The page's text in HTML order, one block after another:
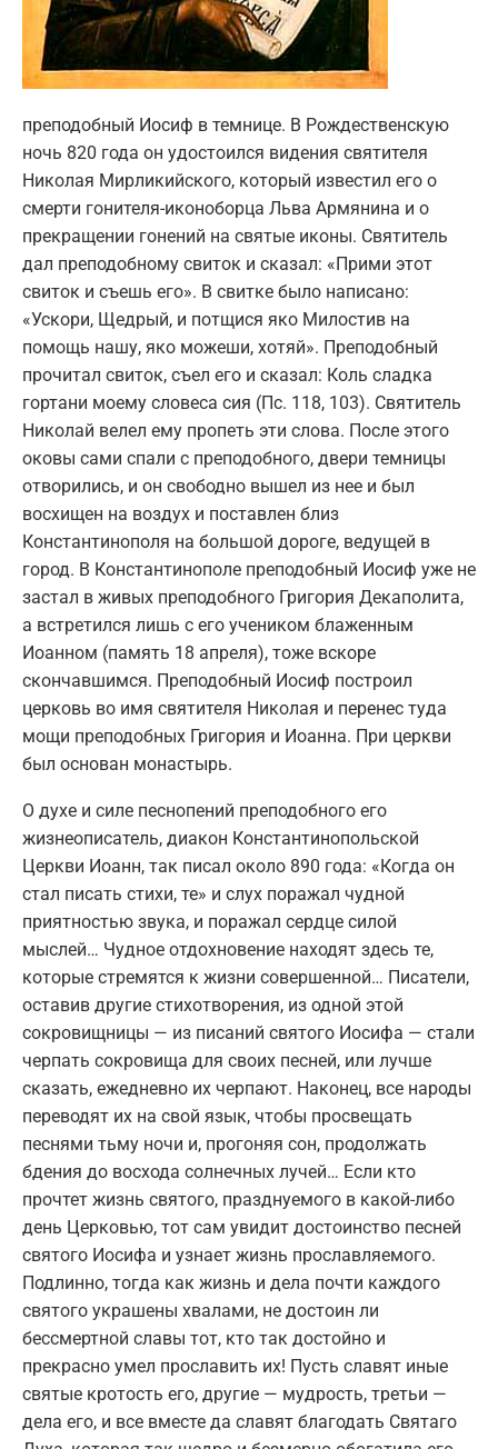
преподобный Иосиф в темнице. В Рождественскую
ночь 820 года он удостоился видения святителя
Николая Мирликийского, который известил его о
смерти гонителя-иконоборца Льва Армянина и о
прекращении гонений на святые иконы. Святитель
дал преподобному свиток и сказал: «Прими этот
свиток и съешь его». В свитке было написано:
«Ускори, Щедрый, и потщися яко Милостив на
помощь нашу, яко можеши, хотяй». Преподобный
прочитал свиток, съел его и сказал: Коль сладка
гортани моему словеса сия (Пс. 118, 103). Святитель
Николай велел ему пропеть эти слова. После этого
оковы сами спали с преподобного, двери темницы
отворились, и он свободно вышел из нее и был
восхищен на воздух и поставлен близ
Константинополя на большой дороге, ведущей в
город. В Константинополе преподобный Иосиф уже не
застал в живых преподобного Григория Декаполита,
а встретился лишь с его учеником блаженным
Иоанном (память 18 апреля), тоже вскоре
скончавшимся. Преподобный Иосиф построил
церковь во имя святителя Николая и перенес туда
мощи преподобных Григория и Иоанна. При церкви
был основан монастырь.
О духе и силе песнопений преподобного его
жизнеописатель, диакон Константинопольской
Церкви Иоанн, так писал около 890 года: «Когда он
стал писать стихи, те» и слух поражал чудной
приятностью звука, и поражал сердце силой
мыслей… Чудное отдохновение находят здесь те,
которые стремятся к жизни совершенной… Писатели,
оставив другие стихотворения, из одной этой
сокровищницы — из писаний святого Иосифа — стали
черпать сокровища для своих песней, или лучше
сказать, ежедневно их черпают. Наконец, все народы
переводят их на свой язык, чтобы просвещать
песнями тьму ночи и, прогоняя сон, продолжать
бдения до восхода солнечных лучей… Если кто
прочтет жизнь святого, празднуемого в какой-либо
день Церковью, тот сам увидит достоинство песней
святого Иосифа и узнает жизнь прославляемого.
Подлинно, тогда как жизнь и дела почти каждого
святого украшены хвалами, не достоин ли
бессмертной славы тот, кто так достойно и
прекрасно умел прославить их! Пусть славят иные
святые кротость его, другие — мудрость, третьи —
дела его, и все вместе да славят благодать Святаго